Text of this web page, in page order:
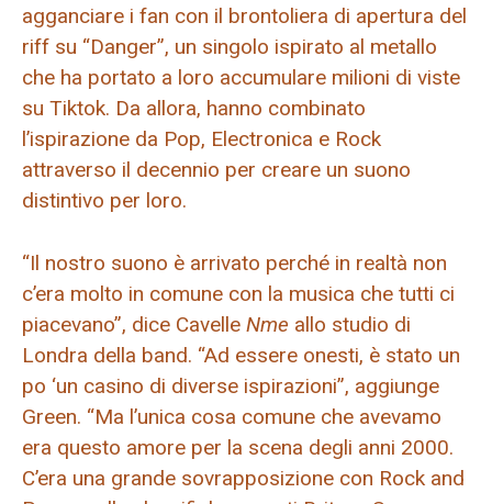
agganciare i fan con il brontoliera di apertura del
riff su “Danger”, un singolo ispirato al metallo
che ha portato a loro accumulare milioni di viste
su Tiktok. Da allora, hanno combinato
l’ispirazione da Pop, Electronica e Rock
attraverso il decennio per creare un suono
distintivo per loro.
“Il nostro suono è arrivato perché in realtà non
c’era molto in comune con la musica che tutti ci
piacevano”, dice Cavelle Nme allo studio di
Londra della band. “Ad essere onesti, è stato un
po ‘un casino di diverse ispirazioni”, aggiunge
Green. “Ma l’unica cosa comune che avevamo
era questo amore per la scena degli anni 2000.
C’era una grande sovrapposizione con Rock and